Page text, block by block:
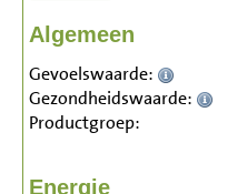
Algemeen
Gevoelswaarde:
Gezondheidswaarde:
Productgroep:
Energie